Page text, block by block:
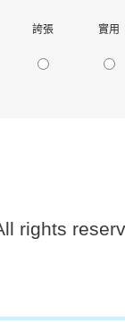
誇張 實用
rights